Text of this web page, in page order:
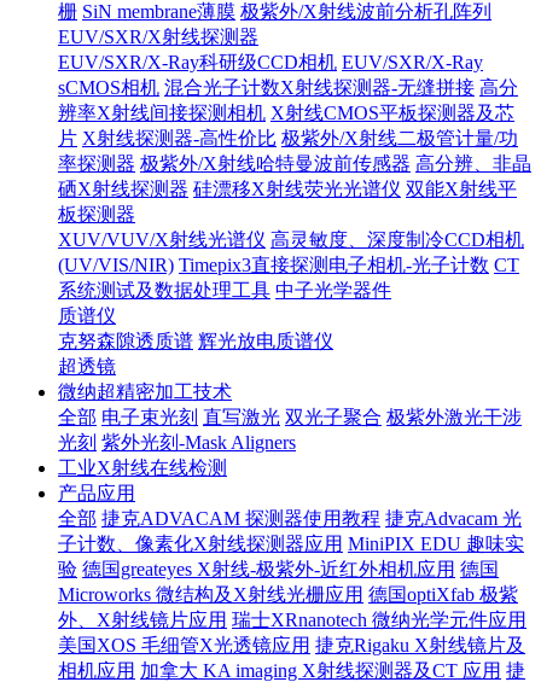
栅 SiN membrane薄膜 极紫外/X射线波前分析孔阵列
EUV/SXR/X射线探测器
EUV/SXR/X-Ray科研级CCD相机 EUV/SXR/X-Ray
sCMOS相机 混合光子计数X射线探测器-无缝拼接 高分
辨率X射线间接探测相机 X射线CMOS平板探测器及芯
片 X射线探测器-高性价比 极紫外/X射线二极管计量/功
率探测器 极紫外/X射线哈特曼波前传感器 高分辨、非晶
硒X射线探测器 硅漂移X射线荧光光谱仪 双能X射线平
板探测器
XUV/VUV/X射线光谱仪 高灵敏度、深度制冷CCD相机
(UV/VIS/NIR) Timepix3直接探测电子相机-光子计数 CT
系统测试及数据处理工具 中子光学器件
质谱仪
克努森隙透质谱 辉光放电质谱仪
超透镜
微纳超精密加工技术
全部 电子束光刻 直写激光 双光子聚合 极紫外激光干涉
光刻 紫外光刻-Mask Aligners
工业X射线在线检测
产品应用
全部 捷克ADVACAM 探测器使用教程 捷克Advacam 光
子计数、像素化X射线探测器应用 MiniPIX EDU 趣味实
验 德国greateyes X射线-极紫外-近红外相机应用 德国
Microworks 微结构及X射线光栅应用 德国optiXfab 极紫
外、X射线镜片应用 瑞士XRnanotech 微纳光学元件应用
美国XOS 毛细管X光透镜应用 捷克Rigaku X射线镜片及
相机应用 加拿大 KA imaging X射线探测器及CT 应用 捷